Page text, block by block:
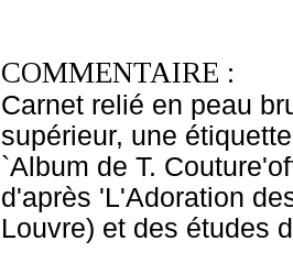
COMMENTAIRE :
Carnet relié en peau
supérieur, une
`Album de T.
d'après 'L'Adoration
Louvre) et des études